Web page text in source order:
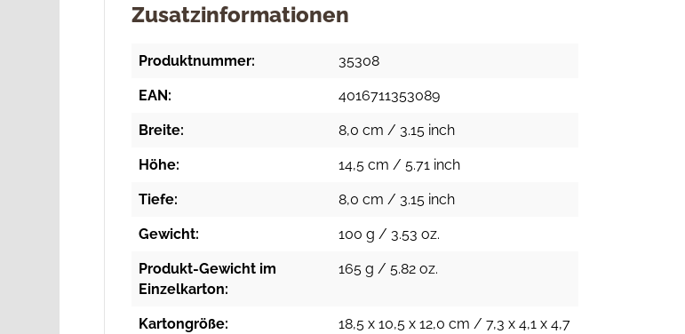
Zusatzinformationen
Produktnummer: 35308
EAN: 4016711353089
Breite: 8,0 cm / 3.15 inch
Höhe: 14,5 cm / 5.71 inch
Tiefe: 8,0 cm / 3.15 inch
Gewicht: 100 g / 3.53 oz.
Produkt-Gewicht im
Einzelkarton:
165 g / 5.82 oz.
Kartongröße:
18,5 x 10,5 x 12,0 cm / 7,3 x 4,1 x 4,7